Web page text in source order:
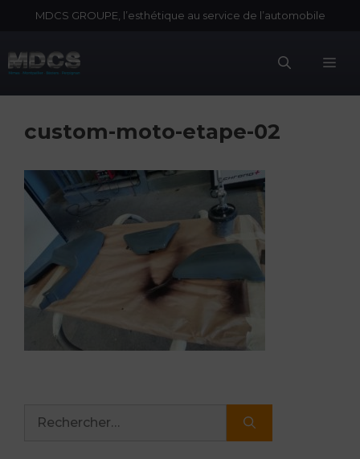
MDCS GROUPE, l’esthétique au service de l’automobile
custom-moto-etape-02